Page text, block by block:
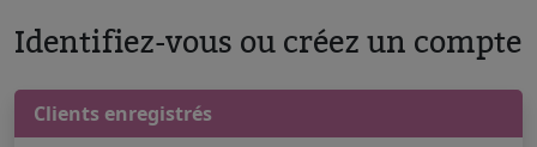
Identifiez-vous ou créez un compte
Clients enregistrés